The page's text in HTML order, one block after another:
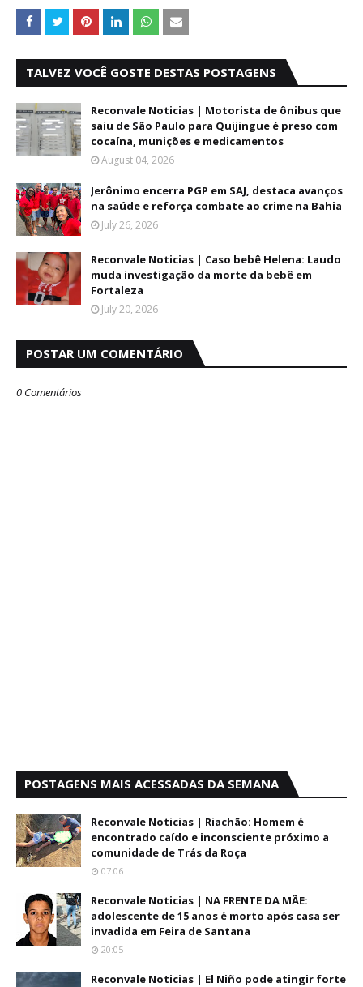
TALVEZ VOCÊ GOSTE DESTAS POSTAGENS
Reconvale Noticias | Motorista de ônibus que
saiu de São Paulo para Quijingue é preso com
cocaína, munições e medicamentos
August 04, 2026
Jerônimo encerra PGP em SAJ, destaca avanços
na saúde e reforça combate ao crime na Bahia
July 26, 2026
Reconvale Noticias | Caso bebê Helena: Laudo
muda investigação da morte da bebê em
Fortaleza
July 20, 2026
POSTAR UM COMENTÁRIO
0 Comentários
POSTAGENS MAIS ACESSADAS DA SEMANA
Reconvale Noticias | Riachão: Homem é
encontrado caído e inconsciente próximo a
comunidade de Trás da Roça
07:06
Reconvale Noticias | NA FRENTE DA MÃE:
adolescente de 15 anos é morto após casa ser
invadida em Feira de Santana
20:05
Reconvale Noticias | El Niño pode atingir forte